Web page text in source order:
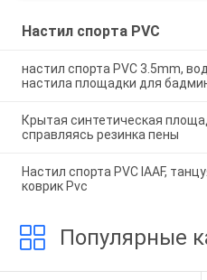
Настил спорта PVC
настил спорта PVC 3.5mm,
настила площадки для
Крытая синтетическая
справляясь резинка пены
Настил спорта PVC IAAF,
коврик Pvc
Популярные